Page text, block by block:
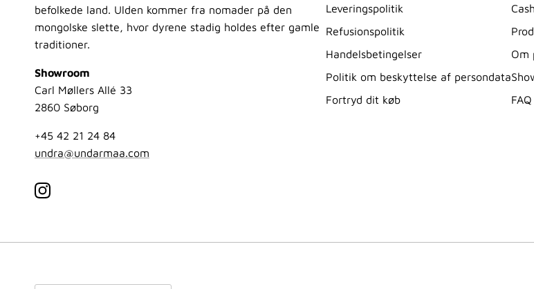
befolkede land. Ulden kommer fra nomader på den
mongolske slette, hvor dyrene stadig holdes efter gamle
traditioner.
Showroom
Carl Møllers Allé 33
2860 Søborg
+45 42 21 24 84
undra@undarmaa.com
Instagram
Leveringspolitik
Refusionspolitik
Handelsbetingelser
Politik om beskyttelse af persondata
Fortryd dit køb
Om
FAQ